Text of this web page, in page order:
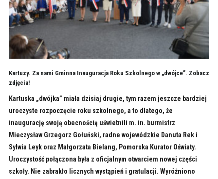
Kartuzy. Za nami Gminna Inauguracja Roku Szkolnego w „dwójce”. Zobacz
zdjęcia!
Kartuska „dwójka” miała dzisiaj drugie, tym razem jeszcze bardziej
uroczyste rozpoczęcie roku szkolnego, a to dlatego, że
inaugurację swoją obecnością uświetnili m. in. burmistrz
Mieczysław Grzegorz Gołuński, radne wojewódzkie Danuta Rek i
Sylwia Leyk oraz Małgorzata Bielang, Pomorska Kurator Oświaty.
Uroczystość połączona była z oficjalnym otwarciem nowej części
szkoły. Nie zabrakło licznych wystąpień i gratulacji. Wyróżniono